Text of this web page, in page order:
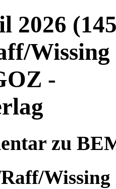
2026
-
zu
Wissing